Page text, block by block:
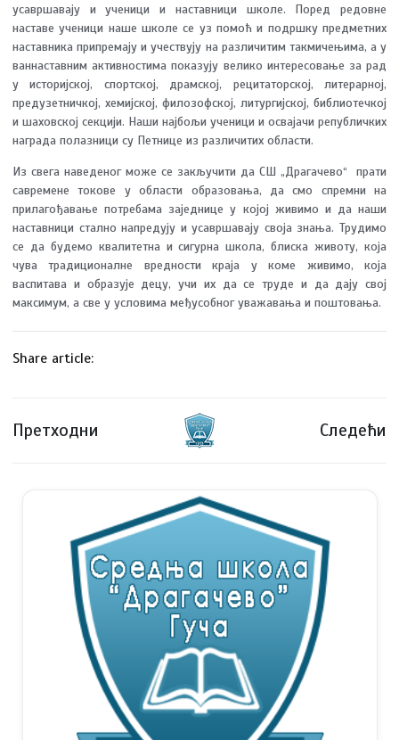
усавршавају и ученици и наставници школе. Поред редовне
наставе ученици наше школе се уз помоћ и подршку предметних
наставника припремају и учествују на различитим такмичењима, а у
ваннаставним активностима показују велико интересовање за рад
у историјској, спортској, драмској, рецитаторској, литерарној,
предузетничкој, хемијској, филозофској, литургијској, библиотечкој
и шаховској секцији. Наши најбољи ученици и освајачи републичких
награда полазници су Петнице из различитих области.
Из свега наведеног може се закључити да СШ „Драгачево“ прати
савремене токове у области образовања, да смо спремни на
прилагођавање потребама заједнице у којој живимо и да наши
наставници стално напредују и усавршавају своја знања. Трудимо
се да будемо квалитетна и сигурна школа, блиска животу, која
чува традиционалне вредности краја у коме живимо, која
васпитава и образује децу, учи их да се труде и да дају свој
максимум, а све у условима међусобног уважавања и поштовања.
Share article:
Претходни Следећи